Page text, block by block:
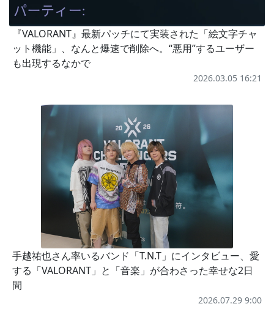
『VALORANT』最新パッチにて実装された「絵文字チャ
ット機能」、なんと爆速で削除へ。“悪用”するユーザー
も出現するなかで
2026.03.05 16:21
手越祐也さん率いるバンド「T.N.T」にインタビュー、愛
する「VALORANT」と「音楽」が合わさった幸せな2日
間
2026.07.29 9:00